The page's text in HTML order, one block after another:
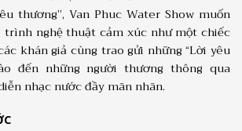
thương”, Van Phuc Water Show muốn
trình nghệ thuật cảm xúc như một chiếc
khán giả cùng trao gửi những “Lời yêu
đến những người thương thông qua
nhạc nước đầy mãn nhãn.